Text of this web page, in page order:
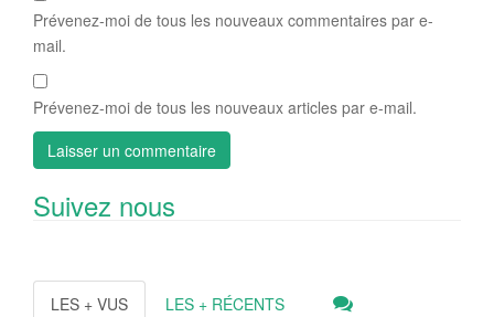
Prévenez-moi de tous les nouveaux commentaires par e-
mail.
Prévenez-moi de tous les nouveaux articles par e-mail.
Suivez nous
LES + VUS LES + RÉCENTS